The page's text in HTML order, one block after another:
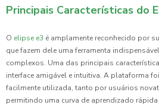
Principais Características do
O elipse e3 é amplamente reconhecido por
que fazem dele uma ferramenta
complexos. Uma das principais
interface amigável e intuitiva. A plataforma
facilmente utilizada, tanto por usuários
permitindo uma curva de aprendizado rápida